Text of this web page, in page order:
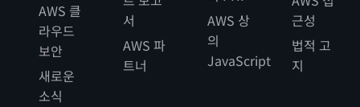
AWS 클
라우드
보안
새로운
소식
서
AWS 파
트너
AWS 상
의
JavaScript
근성
법적 고
지